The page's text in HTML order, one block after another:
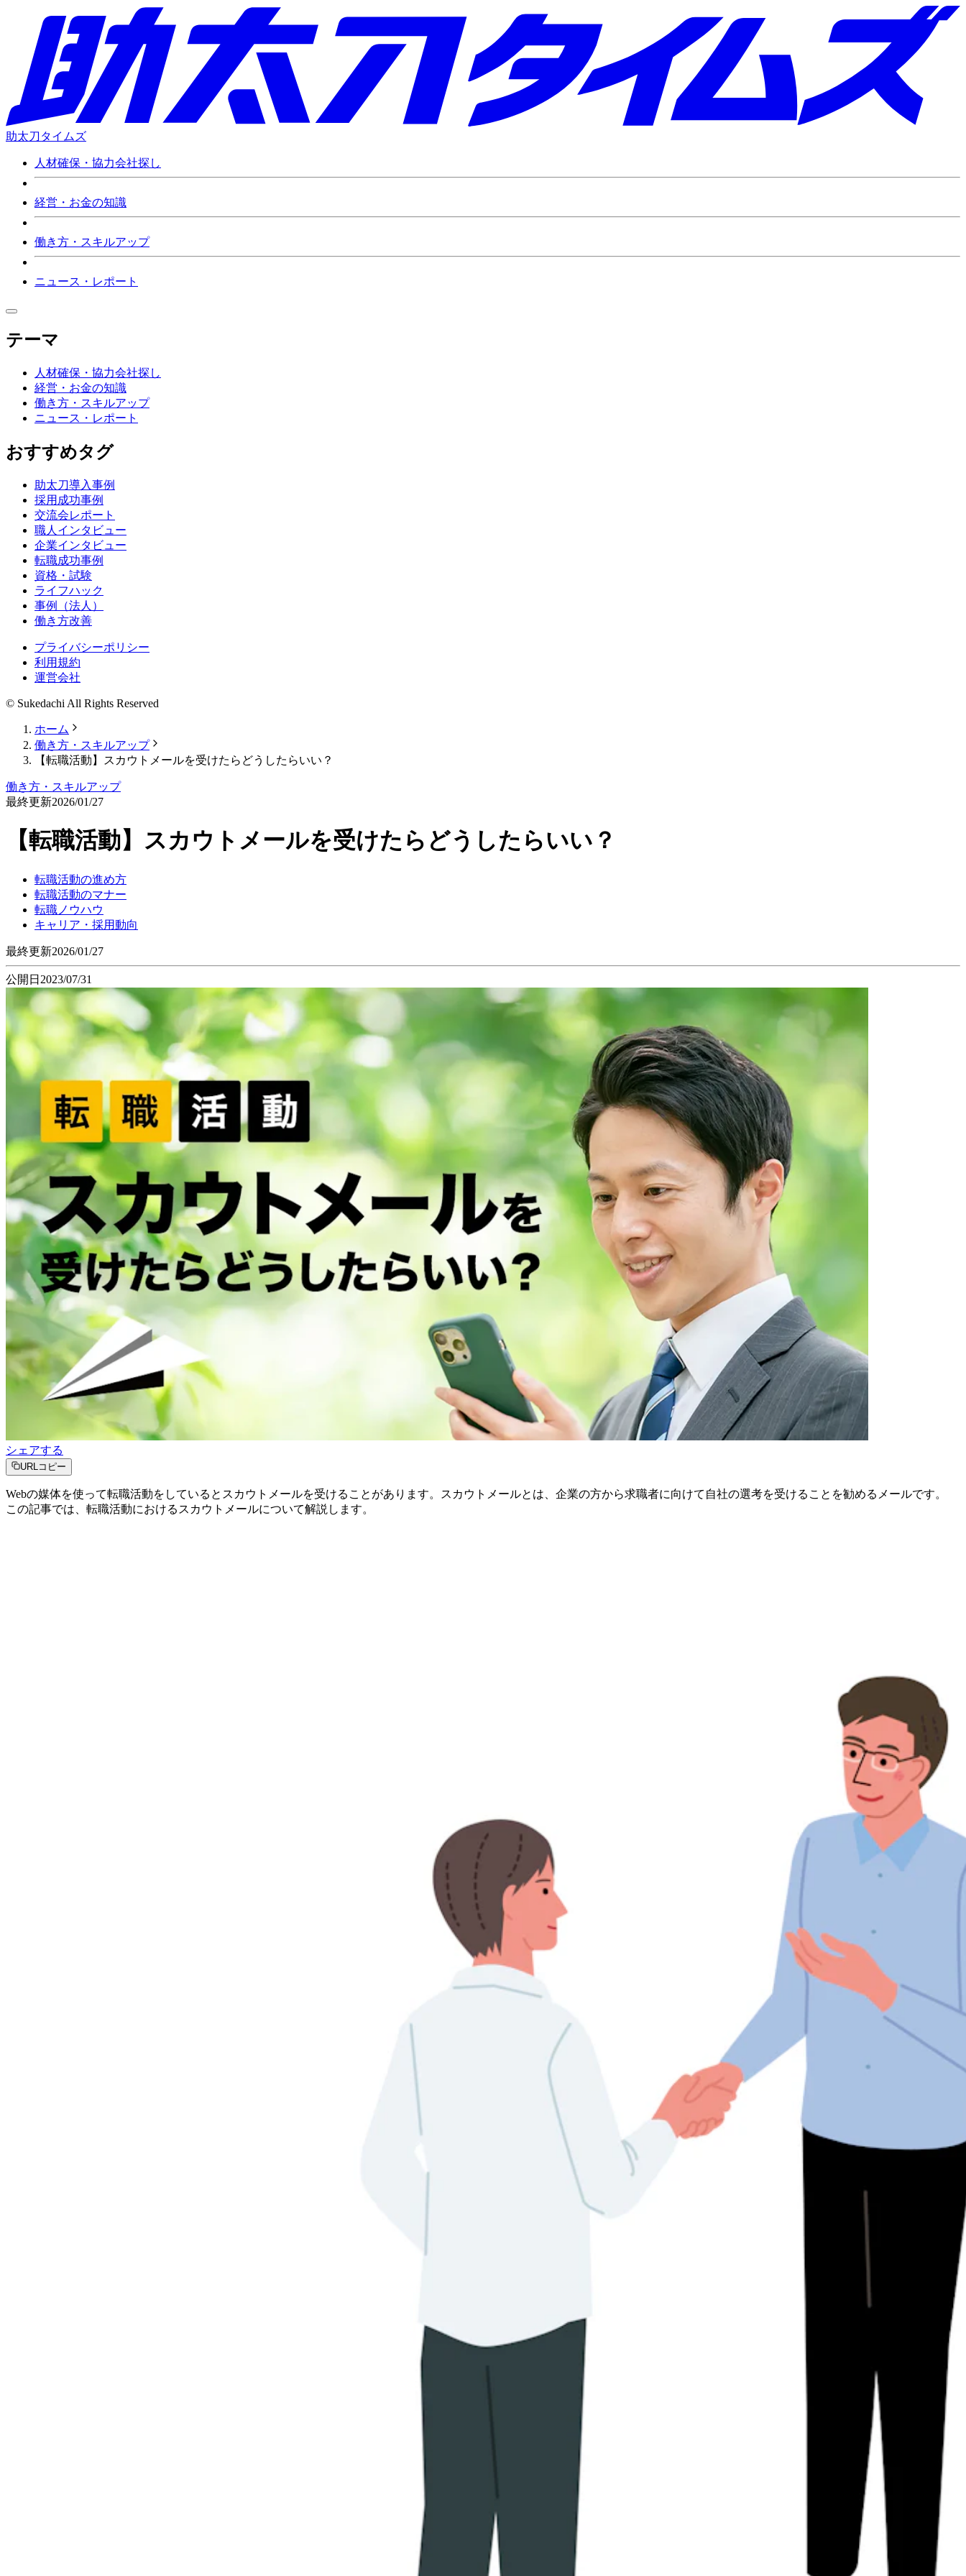
助太刀タイムズ
人材確保・協力会社探し
経営・お金の知識
働き方・スキルアップ
ニュース・レポート
テーマ
人材確保・協力会社探し
経営・お金の知識
働き方・スキルアップ
ニュース・レポート
おすすめタグ
助太刀導入事例
採用成功事例
交流会レポート
職人インタビュー
企業インタビュー
転職成功事例
資格・試験
ライフハック
事例（法人）
働き方改善
プライバシーポリシー
利用規約
運営会社
© Sukedachi All Rights Reserved
ホーム
働き方・スキルアップ
【転職活動】スカウトメールを受けたらどうしたらいい？
働き方・スキルアップ
最終更新2026/01/27
【転職活動】スカウトメールを受けたらどうしたらいい？
転職活動の進め方
転職活動のマナー
転職ノウハウ
キャリア・採用動向
最終更新2026/01/27
公開日 2023/07/31
シェアする
URLコピー
Webの媒体を使って転職活動をしているとスカウトメールを受けることがあります。スカウトメールとは、企業の方から求職者に向けて自社の選考を受けることを勧めるメールです。
この記事では、転職活動におけるスカウトメールについて解説します。